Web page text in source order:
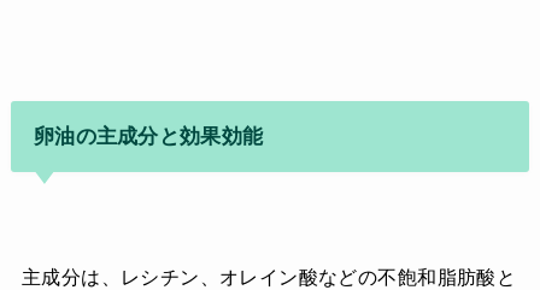
卵油の主成分と効果効能
主成分は、レシチン、オレイン酸などの不飽和脂肪酸と